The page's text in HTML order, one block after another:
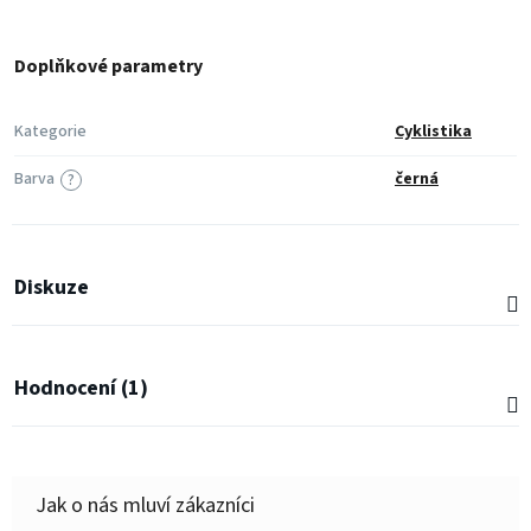
Doplňkové parametry
Kategorie Cyklistika
?
Barva černá
Diskuze
Hodnocení (1)